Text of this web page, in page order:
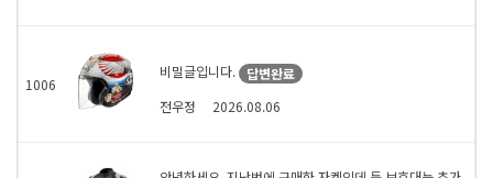
1006
비밀글입니다.
답변완료
전우정
2026.08.06